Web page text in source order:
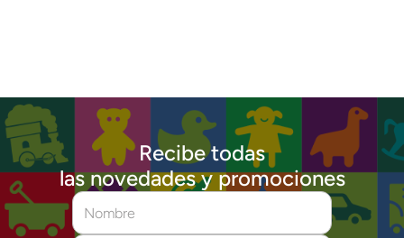
Recibe todas
las novedades y promociones